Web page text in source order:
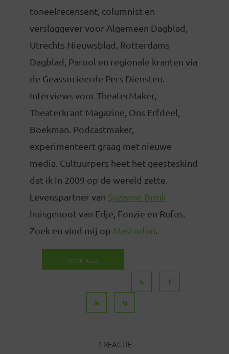
toneelrecensent, columnist en
verslaggever voor Algemeen Dagblad,
Utrechts Nieuwsblad, Rotterdams
Dagblad, Parool en regionale kranten via
de Geassocieerde Pers Diensten.
Interviews voor TheaterMaker,
Theaterkrant Magazine, Ons Erfdeel,
Boekman. Podcastmaker,
experimenteert graag met nieuwe
media. Cultuurpers heet het geesteskind
dat ik in 2009 op de wereld zette.
Levenspartner van Suzanne Brink
huisgenoot van Edje, Fonzie en Rufus.
Zoek en vind mij op Mastodon
TOON ALLE
1 REACTIE